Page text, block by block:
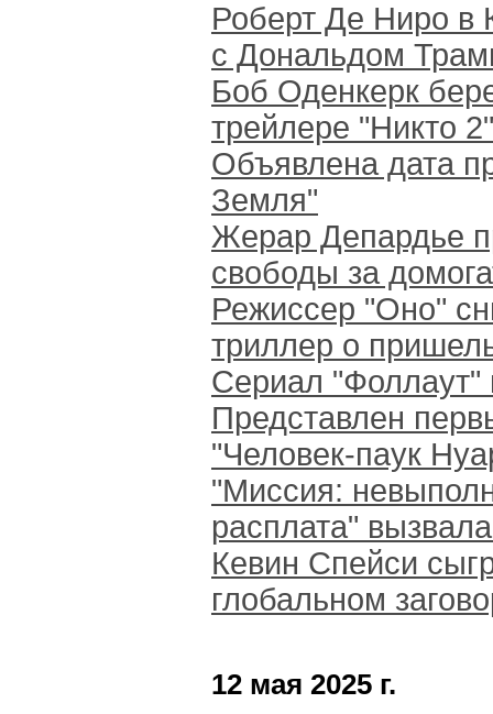
Роберт Де Ниро в
с Дональдом
Боб Оденкерк
трейлере "Никто 2"
Объявлена дата
Земля"
Жерар Депардье
свободы за
Режиссер "Оно"
триллер о
Сериал "Фоллаут"
Представлен
"Человек-паук
"Миссия:
расплата"
Кевин Спейси
глобальном
12 мая 2025 г.